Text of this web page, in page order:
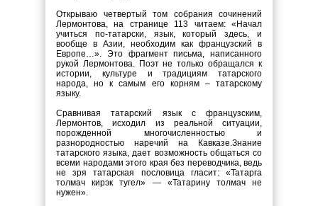
Открываю четвертый том собрания сочинений
Лермонтова, на странице 113 читаем: « Начал
учиться по-татарски, язык, который здесь, и
вообще в Азии, необходим как французский в
Европе…». Это фрагмент письма, написанного
рукой Лермонтова. Поэт не только обращался к
истории, культуре и традициям татарского
народа, но к самым его корням – татарскому
языку.
Сравнивая татарский язык с французским,
Лермонтов, исходил из реальной ситуации,
порожденной многочисленностью и
разнородностью наречий на Кавказе.Знание
татарского языка, дает возможность общаться со
всеми народами этого края без переводчика, ведь
не зря татарская пословица гласит: «Татарга
толмач кирэк тугел» — «Татарину толмач не
нужен».